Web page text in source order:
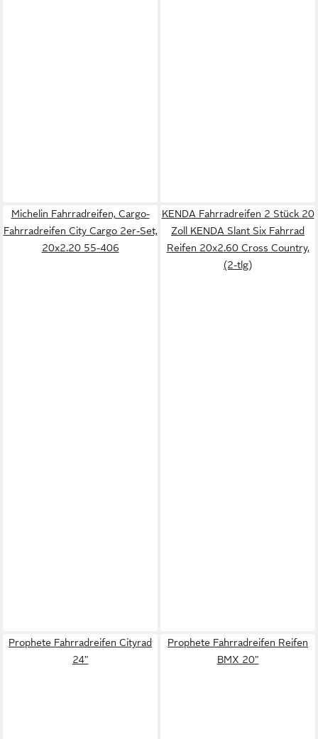
Michelin Fahrradreifen, Cargo-
Fahrradreifen City Cargo 2er-Set,
20x2.20 55-406
KENDA Fahrradreifen 2 Stück 20
Zoll KENDA Slant Six Fahrrad
Reifen 20x2.60 Cross Country,
(2-tlg)
Prophete Fahrradreifen Cityrad
24"
Prophete Fahrradreifen Reifen
BMX 20"